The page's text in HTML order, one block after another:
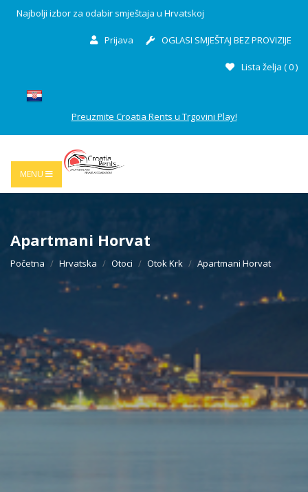
Najbolji izbor za odabir smještaja u Hrvatskoj
Prijava OGLASI SMJEŠTAJ BEZ PROVIZIJE
Lista želja (0)
Preuzmite Croatia Rents u Trgovini Play!
MENU
Apartmani Horvat
Početna Hrvatska Otoci Otok Krk Apartmani Horvat